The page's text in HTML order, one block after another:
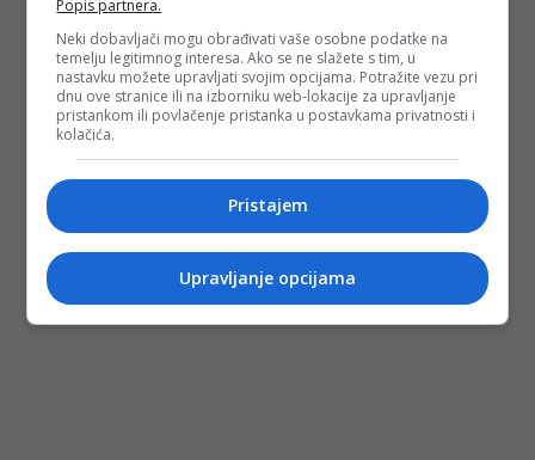
Popis partnera.
Neki dobavljači mogu obrađivati vaše osobne podatke na
temelju legitimnog interesa. Ako se ne slažete s tim, u
nastavku možete upravljati svojim opcijama. Potražite vezu pri
dnu ove stranice ili na izborniku web-lokacije za upravljanje
pristankom ili povlačenje pristanka u postavkama privatnosti i
kolačića.
Pristajem
Upravljanje opcijama